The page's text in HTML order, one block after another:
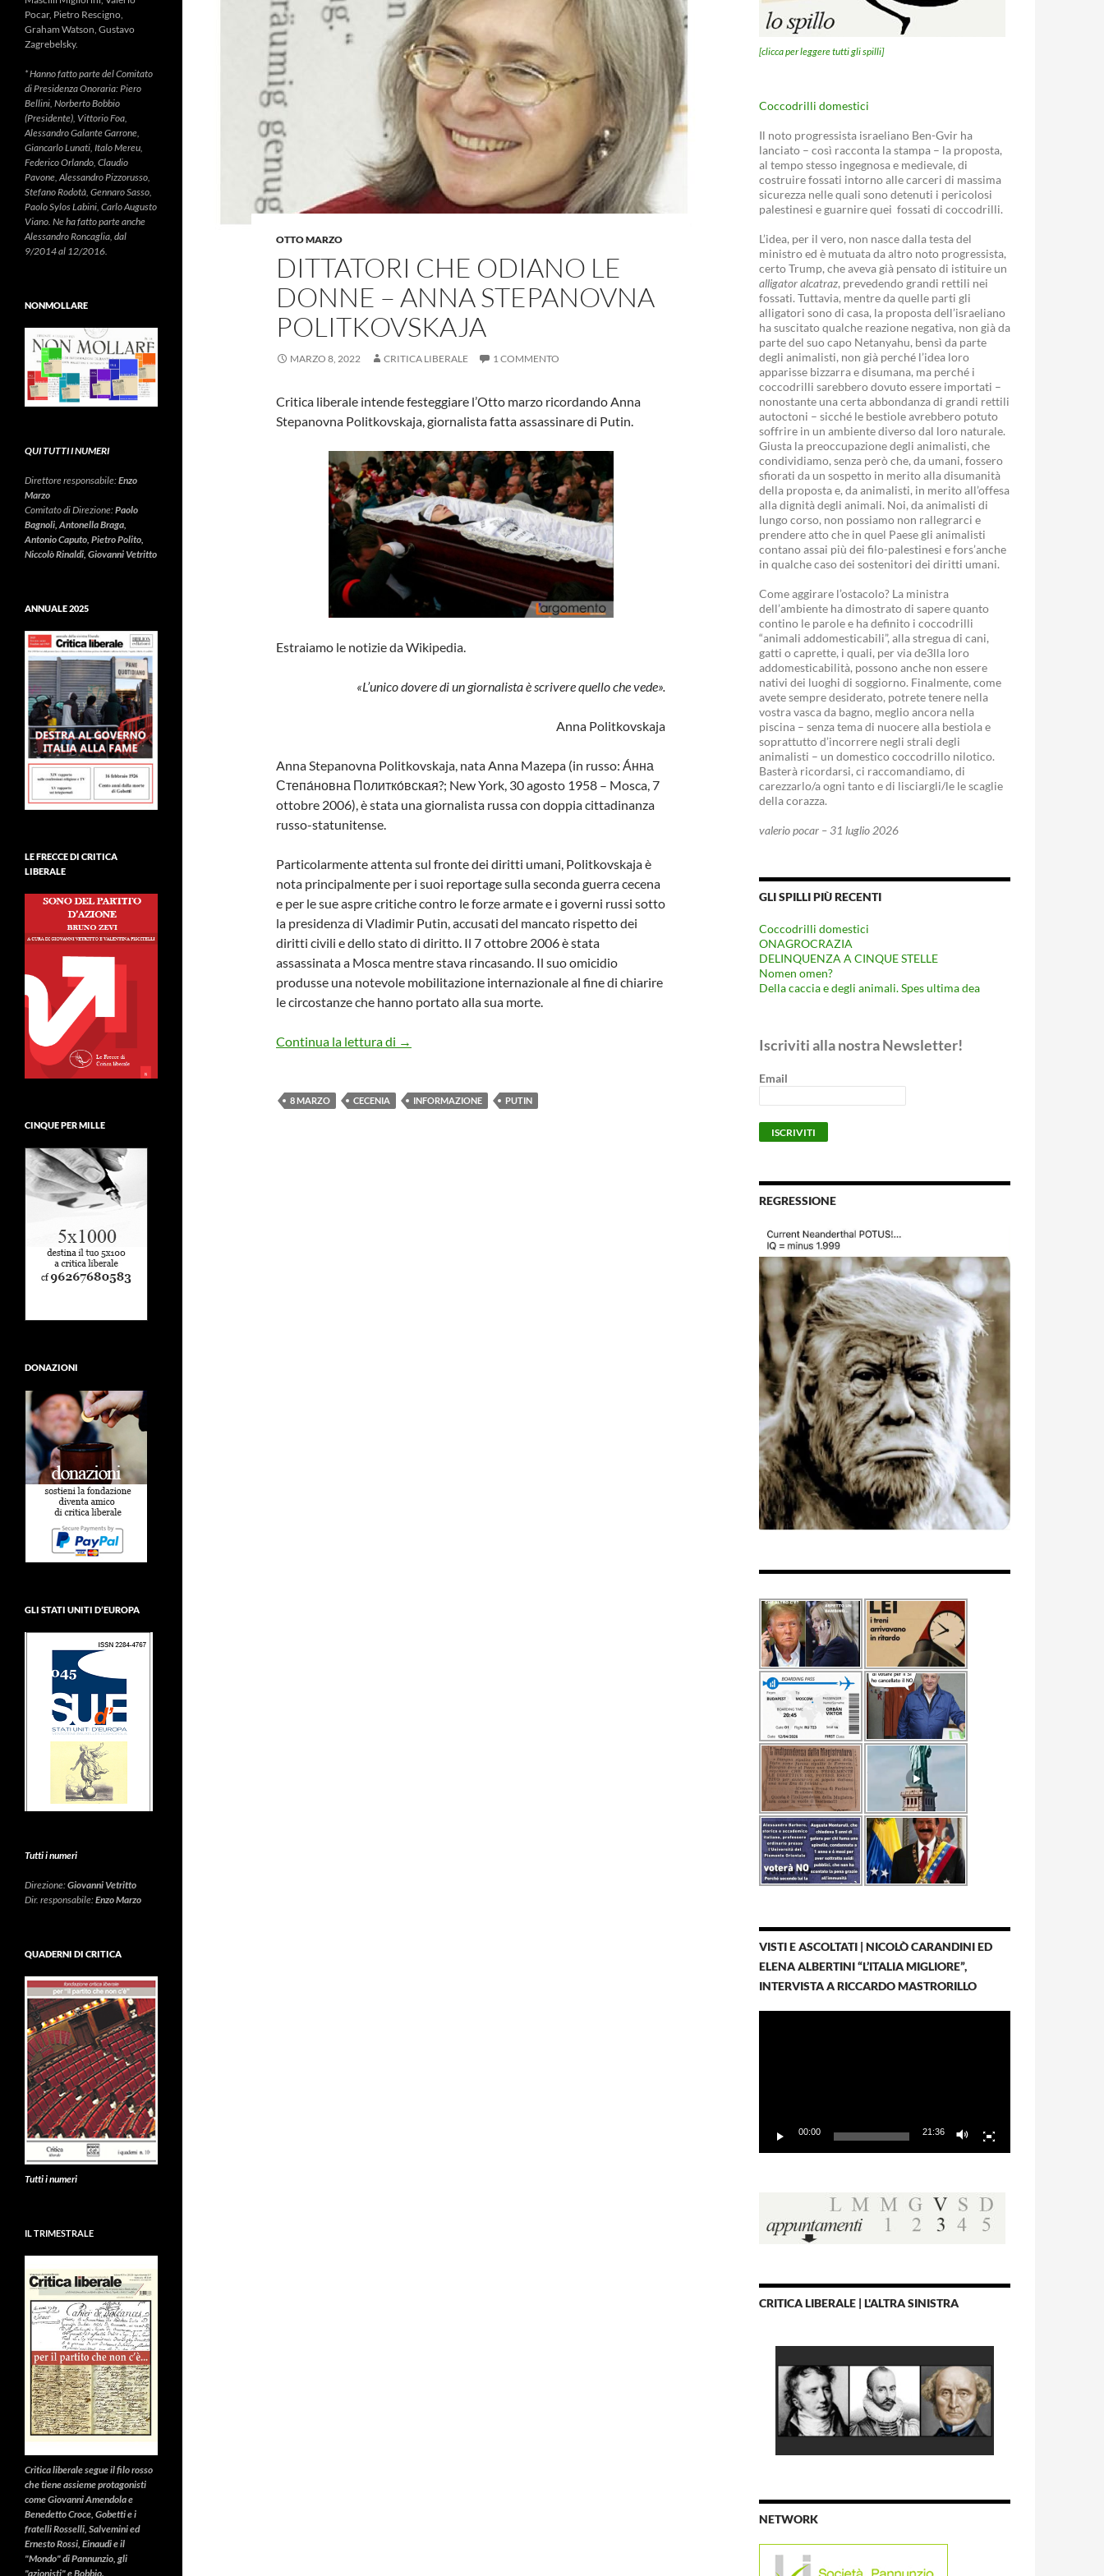
OTTO MARZO
DITTATORI CHE ODIANO LE
DONNE – ANNA STEPANOVNA
POLITKOVSKAJA
MARZO 8, 2022 CRITICA LIBERALE 1 COMMENTO
Critica liberale intende festeggiare l’Otto marzo ricordando Anna
Stepanovna Politkovskaja, giornalista fatta assassinare di Putin.
Estraiamo le notizie da Wikipedia.
«L’unico dovere di un giornalista è scrivere quello che vede».
Anna Politkovskaja
Anna Stepanovna Politkovskaja, nata Anna Mazepa (in russo: А́нна
Степа́новна Политко́вская?; New York, 30 agosto 1958 – Mosca, 7
ottobre 2006), è stata una giornalista russa con doppia cittadinanza
russo-statunitense.
Particolarmente attenta sul fronte dei diritti umani, Politkovskaja è
nota principalmente per i suoi reportage sulla seconda guerra cecena
e per le sue aspre critiche contro le forze armate e i governi russi sotto
la presidenza di Vladimir Putin, accusati del mancato rispetto dei
diritti civili e dello stato di diritto. Il 7 ottobre 2006 è stata
assassinata a Mosca mentre stava rincasando. Il suo omicidio
produsse una notevole mobilitazione internazionale al fine di chiarire
le circostanze che hanno portato alla sua morte.
Continua la lettura di DITTATORI CHE ODIANO LE DONNE – Anna Stepanovna Politkovskaja
→
8 MARZO CECENIA INFORMAZIONE PUTIN
[clicca per leggere tutti gli spilli]
Coccodrilli domestici
Il noto progressista israeliano Ben-Gvir ha
lanciato – così racconta la stampa – la proposta,
al tempo stesso ingegnosa e medievale, di
costruire fossati intorno alle carceri di massima
sicurezza nelle quali sono detenuti i pericolosi
palestinesi e guarnire quei fossati di coccodrilli.
L’idea, per il vero, non nasce dalla testa del
ministro ed è mutuata da altro noto progressista,
certo Trump, che aveva già pensato di istituire un
alligator alcatraz, prevedendo grandi rettili nei
fossati. Tuttavia, mentre da quelle parti gli
alligatori sono di casa, la proposta dell’israeliano
ha suscitato qualche reazione negativa, non già da
parte del suo capo Netanyahu, bensì da parte
degli animalisti, non già perché l’idea loro
apparisse bizzarra e disumana, ma perché i
coccodrilli sarebbero dovuto essere importati –
nonostante una certa abbondanza di grandi rettili
autoctoni – sicché le bestiole avrebbero potuto
soffrire in un ambiente diverso dal loro naturale.
Giusta la preoccupazione degli animalisti, che
condividiamo, senza però che, da umani, fossero
sfiorati da un sospetto in merito alla disumanità
della proposta e, da animalisti, in merito all’offesa
alla dignità degli animali. Noi, da animalisti di
lungo corso, non possiamo non rallegrarci e
prendere atto che in quel Paese gli animalisti
contano assai più dei filo-palestinesi e fors’anche
in qualche caso dei sostenitori dei diritti umani.
Come aggirare l’ostacolo? La ministra
dell’ambiente ha dimostrato di sapere quanto
contino le parole e ha definito i coccodrilli
“animali addomesticabili”, alla stregua di cani,
gatti o caprette, i quali, per via de3lla loro
addomesticabilità, possono anche non essere
nativi dei luoghi di soggiorno. Finalmente, come
avete sempre desiderato, potrete tenere nella
vostra vasca da bagno, meglio ancora nella
piscina – senza tema di nuocere alla bestiola e
soprattutto d’incorrere negli strali degli
animalisti – un domestico coccodrillo nilotico.
Basterà ricordarsi, ci raccomandiamo, di
carezzarlo/a ogni tanto e di lisciargli/le le scaglie
della corazza.
valerio pocar – 31 luglio 2026
GLI SPILLI PIÙ RECENTI
Coccodrilli domestici
ONAGROCRAZIA
DELINQUENZA A CINQUE STELLE
Nomen omen?
Della caccia e degli animali. Spes ultima dea
Iscriviti alla nostra Newsletter!
Email
REGRESSIONE
VISTI E ASCOLTATI | NICOLÒ CARANDINI ED
ELENA ALBERTINI “L’ITALIA MIGLIORE”,
INTERVISTA A RICCARDO MASTRORILLO
00:00 21:36
CRITICA LIBERALE | L'ALTRA SINISTRA
NETWORK
Pocar, Pietro Rescigno,
Graham Watson, Gustavo
Zagrebelsky.
* Hanno fatto parte del Comitato
di Presidenza Onoraria: Piero
Bellini, Norberto Bobbio
(Presidente), Vittorio Foa,
Alessandro Galante Garrone,
Giancarlo Lunati, Italo Mereu,
Federico Orlando, Claudio
Pavone, Alessandro Pizzorusso,
Stefano Rodotà, Gennaro Sasso,
Paolo Sylos Labini, Carlo Augusto
Viano. Ne ha fatto parte anche
Alessandro Roncaglia, dal
9/2014 al 12/2016.
NONMOLLARE
QUI TUTTI I NUMERI
Direttore responsabile:Enzo
Marzo
Comitato di Direzione:Paolo
Bagnoli, Antonella Braga,
Antonio Caputo, Pietro Polito,
Niccolò Rinaldi, Giovanni Vetritto
ANNUALE 2025
LE FRECCE DI CRITICA
LIBERALE
CINQUE PER MILLE
DONAZIONI
GLI STATI UNITI D’EUROPA
Tutti i numeri
Direzione:Giovanni Vetritto
Dir. responsabile:Enzo Marzo
QUADERNI DI CRITICA
Tutti i numeri
IL TRIMESTRALE
Critica liberalesegue il filo rosso
che tiene assieme protagonisti
come Giovanni Amendola e
Benedetto Croce, Gobetti e i
fratelli Rosselli, Salvemini ed
Ernesto Rossi, Einaudi e il
"Mondo" di Pannunzio, gli
"azionisti" e Bobbio.